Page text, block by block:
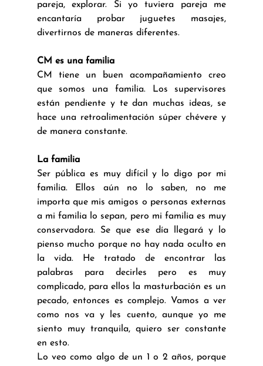
pareja, explorar. Si yo tuviera pareja me
encantaría probar juguetes masajes,
divertirnos de maneras diferentes.
CM es una familia
CM tiene un buen acompañamiento creo
que somos una familia. Los supervisores
están pendiente y te dan muchas ideas, se
hace una retroalimentación súper chévere y
de manera constante.
La familia
Ser pública es muy difícil y lo digo por mi
familia. Ellos aún no lo saben, no me
importa que mis amigos o personas externas
a mi familia lo sepan, pero mi familia es muy
conservadora. Se que ese día llegará y lo
pienso mucho porque no hay nada oculto en
la vida. He tratado de encontrar las
palabras para decirles pero es muy
complicado, para ellos la masturbación es un
pecado, entonces es complejo. Vamos a ver
como nos va y les cuento, aunque yo me
siento muy tranquila, quiero ser constante
en esto.
Lo veo como algo de un 1 o 2 años, porque